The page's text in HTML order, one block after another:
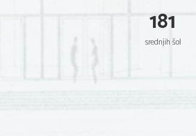
181
srednjih šol